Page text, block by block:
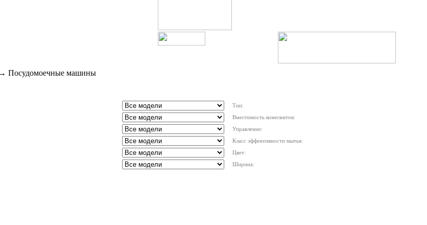
→ Посудомоечные машины
Тип:
Вместимость комплектов:
Управление:
Класс эффективности мытья:
Цвет:
Ширина: